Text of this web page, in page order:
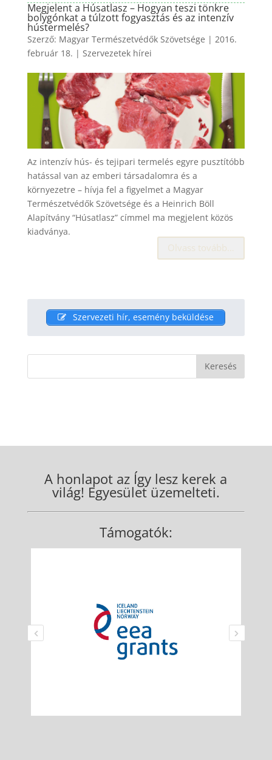
Megjelent a Húsatlasz – Hogyan teszi tönkre
bolygónkat a túlzott fogyasztás és az intenzív
hústermelés?
Szerző: Magyar Természetvédők Szövetsége | 2016.
február 18. | Szervezetek hírei
Az intenzív hús- és tejipari termelés egyre pusztítóbb
hatással van az emberi társadalomra és a
környezetre – hívja fel a figyelmet a Magyar
Természetvédők Szövetsége és a Heinrich Böll
Alapítvány “Húsatlasz” címmel ma megjelent közös
kiadványa.
Olvass tovább…
Szervezeti hír, esemény beküldése
A honlapot az Így lesz kerek a
világ! Egyesület üzemelteti.
Támogatók: